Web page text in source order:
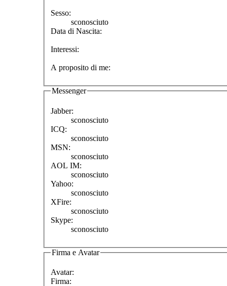
Sesso:
sconosciuto
Data di Nascita:
Interessi:
A proposito di me:
Messenger
Jabber:
sconosciuto
ICQ:
sconosciuto
MSN:
sconosciuto
AOL IM:
sconosciuto
Yahoo:
sconosciuto
XFire:
sconosciuto
Skype:
sconosciuto
Firma e Avatar
Avatar:
Firma: